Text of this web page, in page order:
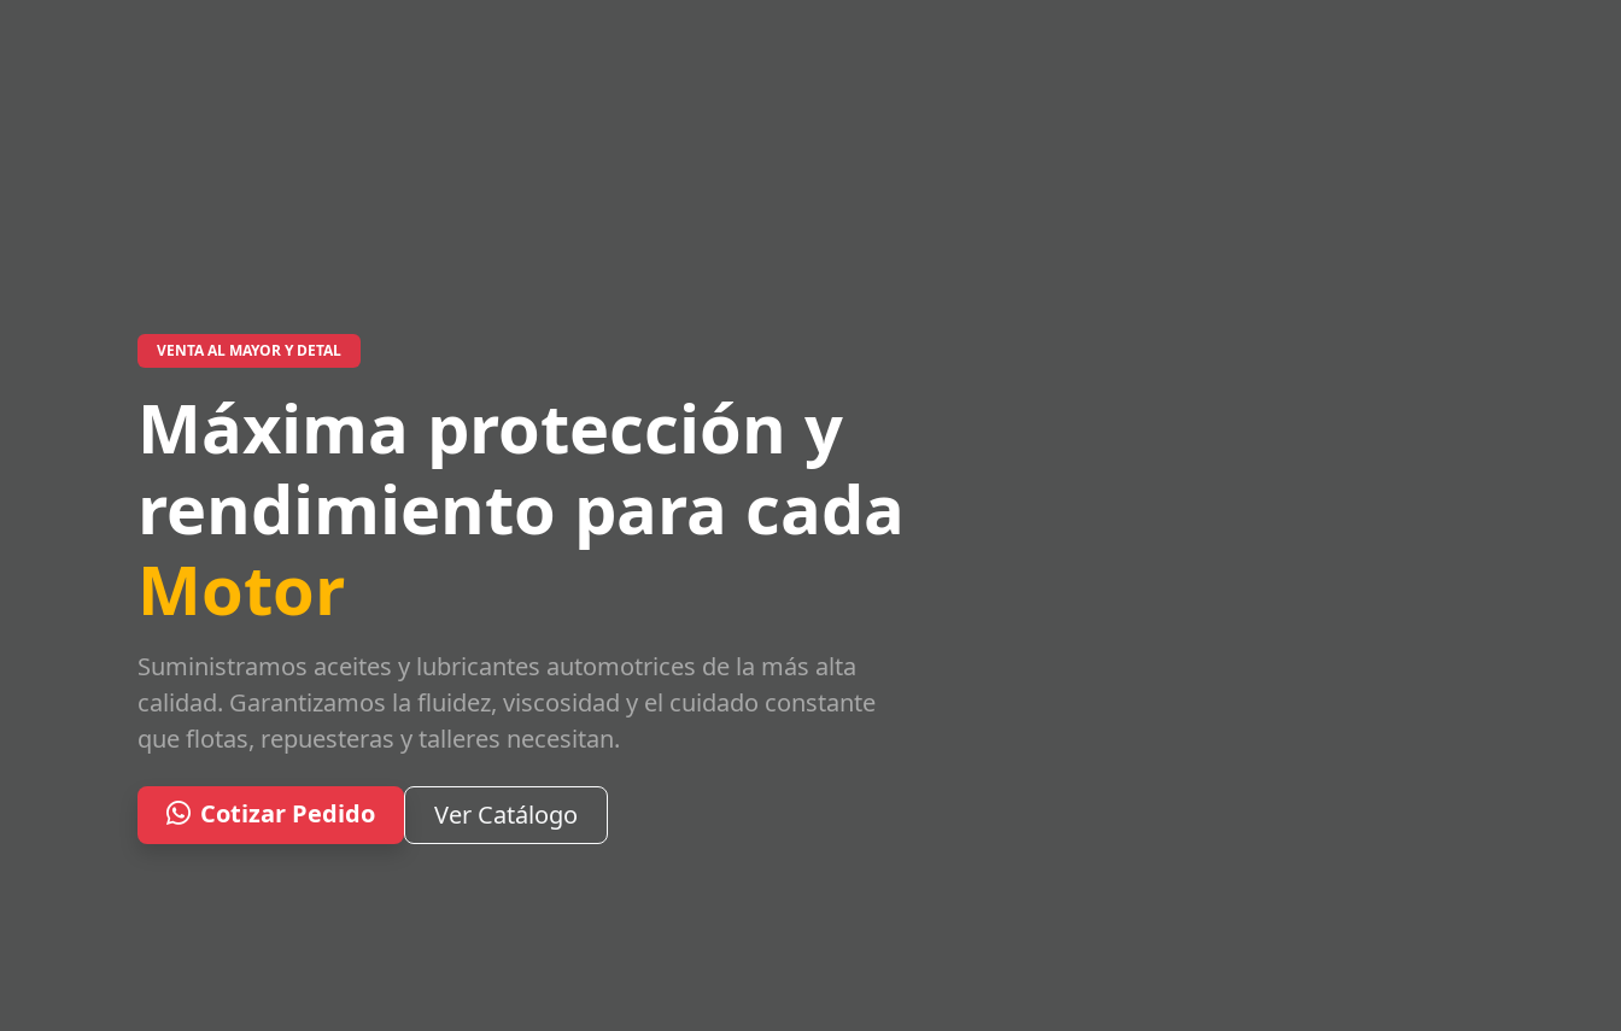
VENTA AL MAYOR Y DETAL
Máxima protección y
rendimiento para cada
Motor
Suministramos aceites y lubricantes automotrices de la más alta
calidad. Garantizamos la fluidez, viscosidad y el cuidado constante
que flotas, repuesteras y talleres necesitan.
Cotizar Pedido Ver Catálogo